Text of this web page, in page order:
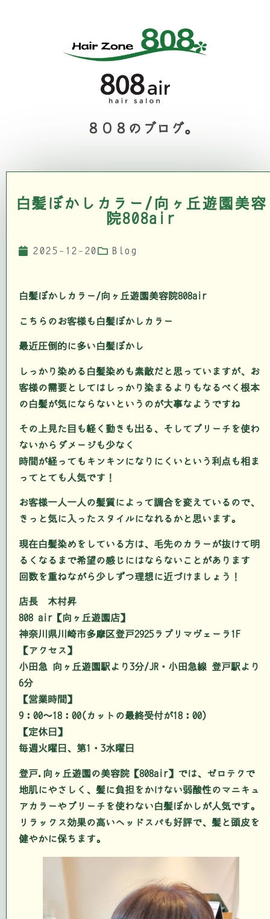
８０８のブログ。
白髪ぼかしカラー/向ヶ丘遊園美容
院808air
2025-12-20 Blog
白髪ぼかしカラー/向ヶ丘遊園美容院808air
こちらのお客様も白髪ぼかしカラー
最近圧倒的に多い白髪ぼかし
しっかり染める白髪染めも素敵だと思っていますが、お
客様の需要としてはしっかり染まるよりもなるべく根本
の白髪が気にならないというのが大事なようですね
その上見た目も軽く動きも出る、そしてブリーチを使わ
ないからダメージも少なく
時間が経ってもキンキンになりにくいという利点も相ま
ってとても人気です！
お客様一人一人の髪質によって調合を変えているので、
きっと気に入ったスタイルになれるかと思います。
現在白髪染めをしている方は、毛先のカラーが抜けて明
るくなるまで希望の感じにはならないことがあります
回数を重ねながら少しずつ理想に近づけましょう！
店長 木村昇
808 air【向ヶ丘遊園店】
神奈川県川崎市多摩区登戸2925ラプリマヴェーラ1F
【アクセス】
小田急 向ヶ丘遊園駅より3分/JR・小田急線 登戸駅より
6分
【営業時間】
9：00～18：00(カットの最終受付が18：00)
【定休日】
毎週火曜日、第1・3水曜日
登戸.向ヶ丘遊園の美容院【808air】では、ゼロテクで
地肌にやさしく、髪に負担をかけない弱酸性のマニキュ
アカラーやブリーチを使わない白髪ぼかしが人気です。
リラックス効果の高いヘッドスパも好評で、髪と頭皮を
健やかに保ちます。